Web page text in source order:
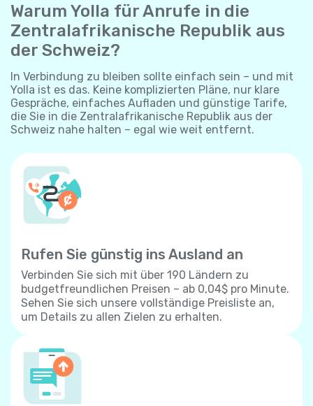
Warum Yolla für Anrufe in die
Zentralafrikanische Republik aus
der Schweiz?
In Verbindung zu bleiben sollte einfach sein – und mit
Yolla ist es das. Keine komplizierten Pläne, nur klare
Gespräche, einfaches Aufladen und günstige Tarife,
die Sie in die Zentralafrikanische Republik aus der
Schweiz nahe halten – egal wie weit entfernt.
Rufen Sie günstig ins Ausland an
Verbinden Sie sich mit über 190 Ländern zu
budgetfreundlichen Preisen – ab 0,04$ pro Minute.
Sehen Sie sich unsere vollständige Preisliste an,
um Details zu allen Zielen zu erhalten.